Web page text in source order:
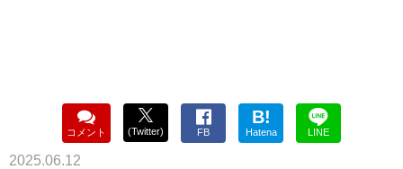
コメント (Twitter) FB
B!
Hatena LINE
2025.06.12